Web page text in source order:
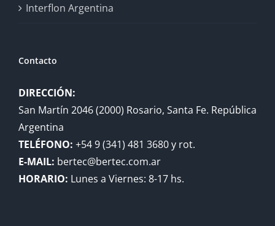
Interflon Argentina
Contacto
DIRECCIÓN:
San Martín 2046 (2000) Rosario, Santa Fe. República
Argentina
TELÉFONO: +54 9 (341) 481 3680 y rot.
E-MAIL: bertec@bertec.com.ar
HORARIO: Lunes a Viernes: 8-17 hs.